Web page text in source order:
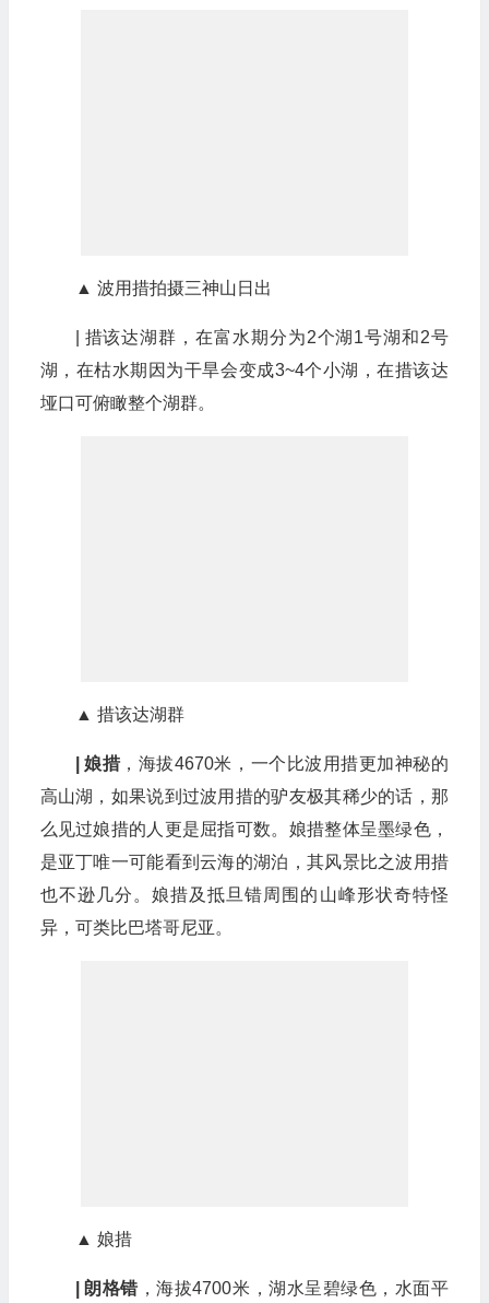
▲ 波用措拍摄三神山日出
| 措该达湖群，在富水期分为2个湖1号湖和2号
湖，在枯水期因为干旱会变成3~4个小湖，在措该达
垭口可俯瞰整个湖群。
▲ 措该达湖群
| 娘措，海拔4670米，一个比波用措更加神秘的
高山湖，如果说到过波用措的驴友极其稀少的话，那
么见过娘措的人更是屈指可数。娘措整体呈墨绿色，
是亚丁唯一可能看到云海的湖泊，其风景比之波用措
也不逊几分。娘措及抵旦错周围的山峰形状奇特怪
异，可类比巴塔哥尼亚。
▲ 娘措
| 朗格错 ，海拔4700米，湖水呈碧绿色，水面平